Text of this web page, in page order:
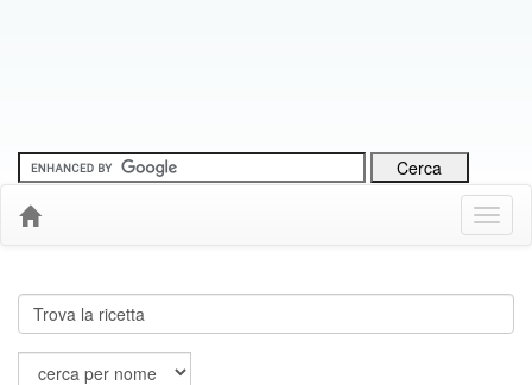
Menu
Down
Cerca